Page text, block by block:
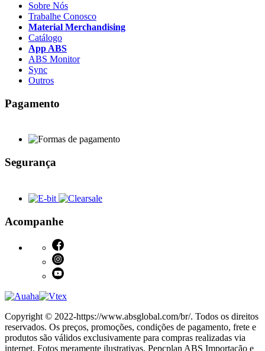
Sobre Nós
Trabalhe Conosco
Material Merchandising
Catálogo
App ABS
ABS Monitor
Sync
Outros
Pagamento
Segurança
Acompanhe
Copyright © 2022-https://www.absglobal.com/br/. Todos os direitos
reservados. Os preços, promoções, condições de pagamento, frete e
produtos são válidos exclusivamente para compras realizadas via
internet. Fotos meramente ilustrativas. Pepcplan ABS Importação e